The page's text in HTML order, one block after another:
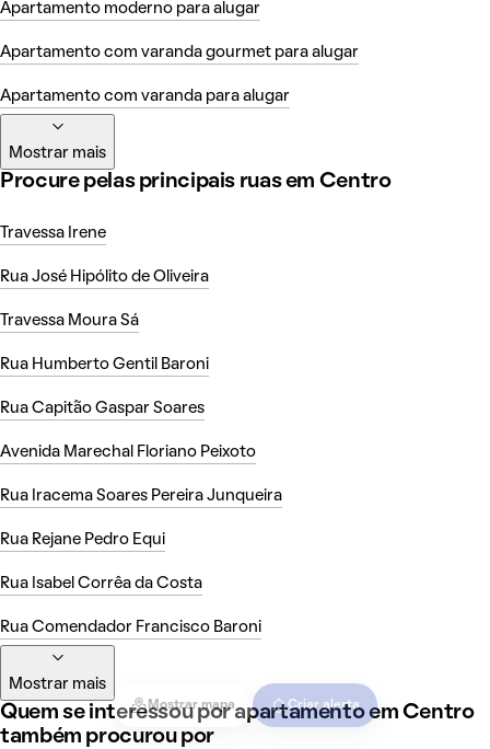
Mostrar mapa Criar alerta
Apartamento moderno para alugar
Apartamento com varanda gourmet para alugar
Apartamento com varanda para alugar
Mostrar mais
Procure pelas principais ruas em Centro
Travessa Irene
Rua José Hipólito de Oliveira
Travessa Moura Sá
Rua Humberto Gentil Baroni
Rua Capitão Gaspar Soares
Avenida Marechal Floriano Peixoto
Rua Iracema Soares Pereira Junqueira
Rua Rejane Pedro Equi
Rua Isabel Corrêa da Costa
Rua Comendador Francisco Baroni
Mostrar mais
Quem se interessou por apartamento em Centro
também procurou por